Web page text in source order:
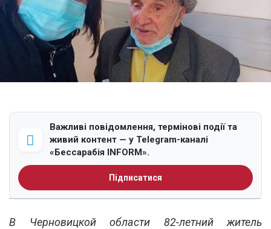
Важливі повідомлення, термінові події та
живий контент — у Telegram-каналі
«Бессарабія INFORM».
Підписатися
В Черновицкой области 82-летний житель